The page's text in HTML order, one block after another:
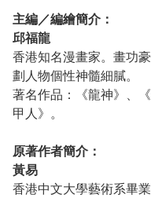
主編／編繪簡介：
邱福龍
香港知名漫畫家。畫功
劃人物個性神髓細膩。
著名作品：《龍神》、
甲人》。
原著作者簡介：
黃易
香港中文大學藝術系畢